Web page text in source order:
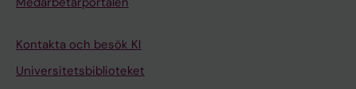
Kontakta och besök KI
Universitetsbiblioteket